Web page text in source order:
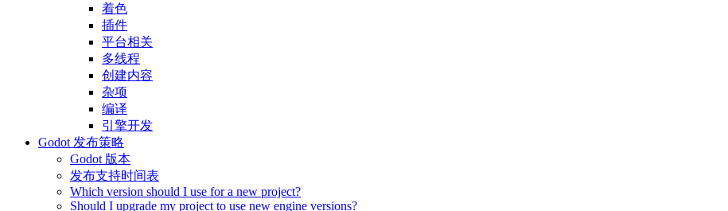
着色
插件
平台相关
多线程
创建内容
杂项
编译
引擎开发
Godot 发布策略
Godot 版本
发布支持时间表
Which version should I use for a new project?
Should I upgrade my project to use new engine versions?